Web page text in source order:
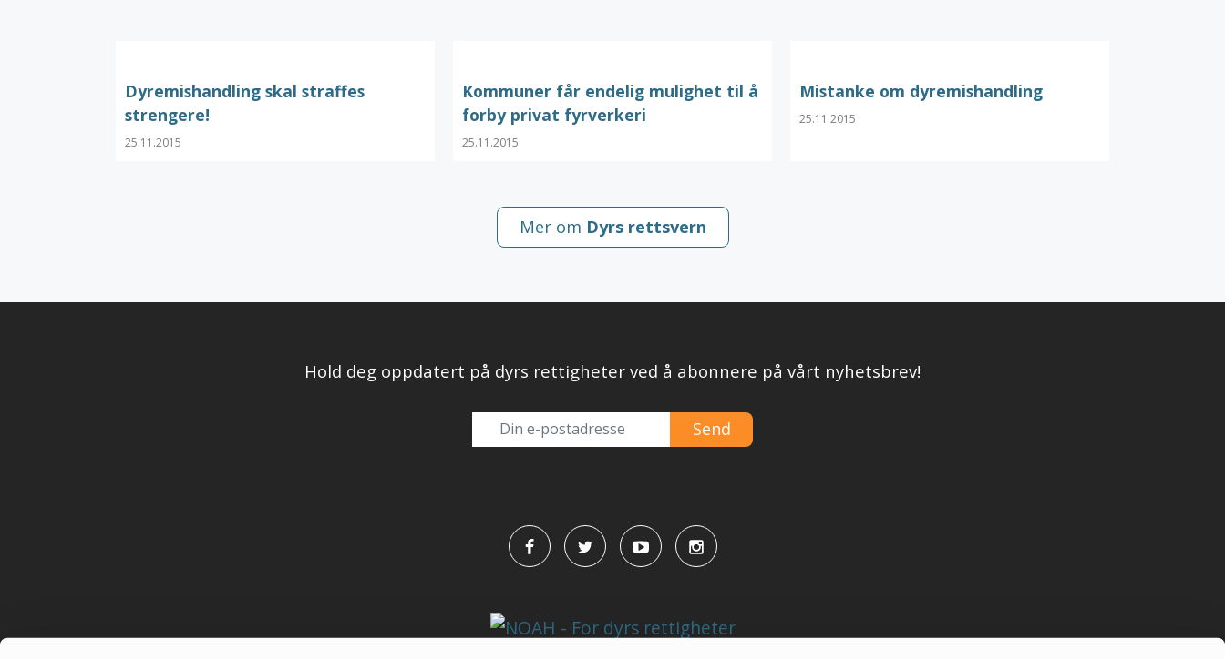
Dyremishandling skal straffes
strengere!
25.11.2015
Kommuner får endelig mulighet til å
forby privat fyrverkeri
25.11.2015
Mistanke om dyremishandling
25.11.2015
Mer om Dyrs rettsvern
Hold deg oppdatert på dyrs rettigheter ved å abonnere på vårt nyhetsbrev!